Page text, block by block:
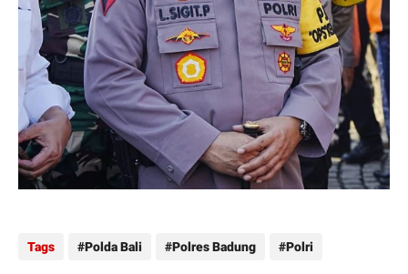
Tags Polda Bali Polres Badung Polri